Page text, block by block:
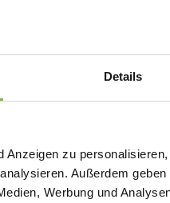
Details
zu
Außerdem
Werbung und
für den Formschnitt. Wenn
möchten, können Sie
Wenn Sie möchten, dass
dass der Boden gut
Glücklicherweise ist es